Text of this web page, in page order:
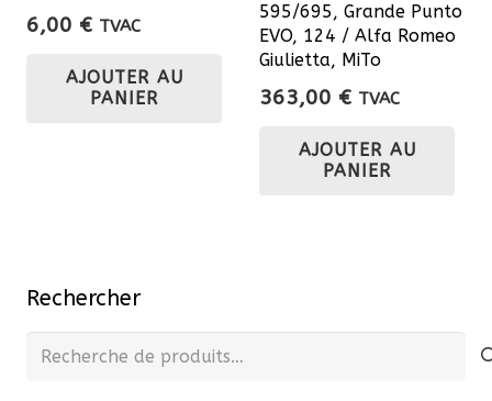
6,00 € TVAC
AJOUTER AU
PANIER
595/695, Grande Punto
EVO, 124 / Alfa Romeo
Giulietta, MiTo
363,00 € TVAC
AJOUTER AU
PANIER
Rechercher
Recherche